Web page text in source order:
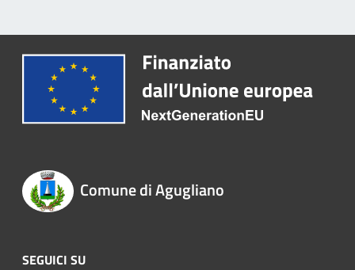
Comune di Agugliano
SEGUICI SU